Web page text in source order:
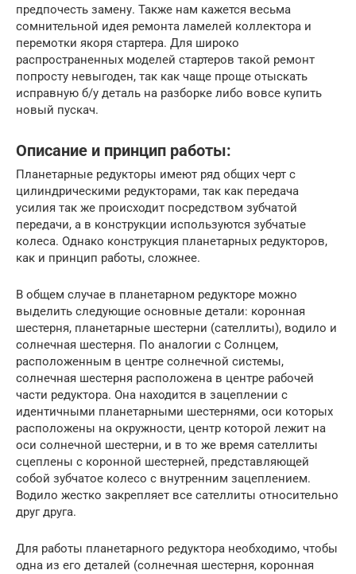
предпочесть замену. Также нам кажется весьма
сомнительной идея ремонта ламелей коллектора и
перемотки якоря стартера. Для широко
распространенных моделей стартеров такой ремонт
попросту невыгоден, так как чаще проще отыскать
исправную б/у деталь на разборке либо вовсе купить
новый пускач.
Описание и принцип работы:
Планетарные редукторы имеют ряд общих черт с
цилиндрическими редукторами, так как передача
усилия так же происходит посредством зубчатой
передачи, а в конструкции используются зубчатые
колеса. Однако конструкция планетарных редукторов,
как и принцип работы, сложнее.
В общем случае в планетарном редукторе можно
выделить следующие основные детали: коронная
шестерня, планетарные шестерни (сателлиты), водило и
солнечная шестерня. По аналогии с Солнцем,
расположенным в центре солнечной системы,
солнечная шестерня расположена в центре рабочей
части редуктора. Она находится в зацеплении с
идентичными планетарными шестернями, оси которых
расположены на окружности, центр которой лежит на
оси солнечной шестерни, и в то же время сателлиты
сцеплены с коронной шестерней, представляющей
собой зубчатое колесо с внутренним зацеплением.
Водило жестко закрепляет все сателлиты относительно
друг друга.
Для работы планетарного редуктора необходимо, чтобы
одна из его деталей (солнечная шестерня, коронная